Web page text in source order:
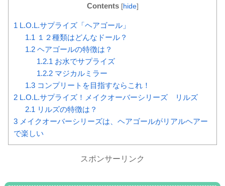
Contents [hide]
1 L.O.L.サプライズ「ヘアゴール」
1.1 １２種類はどんなドール？
1.2ヘアゴールの特徴は？
1.2.1 お水でサプライズ
1.2.2マジカルミラー
1.3コンプリートを目指すならこれ！
2 L.O.L.サプライズ！メイクオーバーシリーズ リルズ
2.1 リルズの特徴は？
3 メイクオーバーシリーズは、ヘアゴールがリアルヘアー
で楽しい
スポンサーリンク